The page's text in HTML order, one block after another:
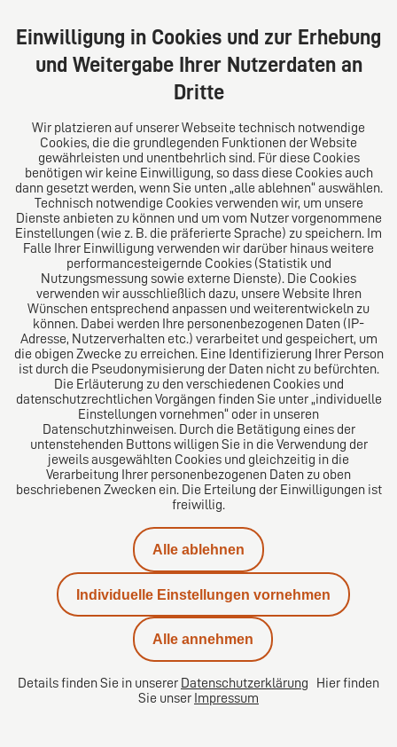
Familienrecht 24.07.2026
Wie oft darf der Ehename wechseln?
Mit der Reform des deutschen Namensrechts zum 1.
Mai 2025 wollte der Gesetzgeber Ehepaaren mehr
Freiheit bei der Wahl ihres Familiennamens
verschaffen. Doch wie weit reicht diese neue
Gestaltungsfreiheit? Darf ein Ehepaar nach dem
Widerruf seines bisherigen Ehenamens
anschließend noch einmal einen gemeinsamen
Ehenamen bestimmen – und dabei sogar einen
anderen als ursprünglich wählen? Diese bislang
umstrittene Frage hat das Kammergericht Berlin
nun zugunsten der Ehegatten beantwortet und sich
damit bewusst gegen Entscheidungen anderer
Oberlandesgerichte gestellt.
Beitrag lesen
Alle Fachbeiträge
Einwilligung in Cookies und zur Erhebung
und Weitergabe Ihrer Nutzerdaten an
Dritte
Wir platzieren auf unserer Webseite technisch notwendige
Cookies, die die grundlegenden Funktionen der Website
gewährleisten und unentbehrlich sind. Für diese Cookies
benötigen wir keine Einwilligung, so dass diese Cookies auch
dann gesetzt werden, wenn Sie unten „alle ablehnen“ auswählen.
Technisch notwendige Cookies verwenden wir, um unsere
Dienste anbieten zu können und um vom Nutzer vorgenommene
Einstellungen (wie z. B. die präferierte Sprache) zu speichern. Im
Falle Ihrer Einwilligung verwenden wir darüber hinaus weitere
performancesteigernde Cookies (Statistik und
Nutzungsmessung sowie externe Dienste). Die Cookies
verwenden wir ausschließlich dazu, unsere Website Ihren
Wünschen entsprechend anpassen und weiterentwickeln zu
können. Dabei werden Ihre personenbezogenen Daten (IP-
Adresse, Nutzerverhalten etc.) verarbeitet und gespeichert, um
die obigen Zwecke zu erreichen. Eine Identifizierung Ihrer Person
ist durch die Pseudonymisierung der Daten nicht zu befürchten.
Die Erläuterung zu den verschiedenen Cookies und
datenschutzrechtlichen Vorgängen finden Sie unter „individuelle
Einstellungen vornehmen“ oder in unseren
Datenschutzhinweisen. Durch die Betätigung eines der
untenstehenden Buttons willigen Sie in die Verwendung der
jeweils ausgewählten Cookies und gleichzeitig in die
Verarbeitung Ihrer personenbezogenen Daten zu oben
beschriebenen Zwecken ein. Die Erteilung der Einwilligungen ist
freiwillig.
Alle ablehnen
Individuelle Einstellungen vornehmen
Alle annehmen
Details finden Sie in unserer Datenschutzerklärung Hier finden
Sie unser Impressum